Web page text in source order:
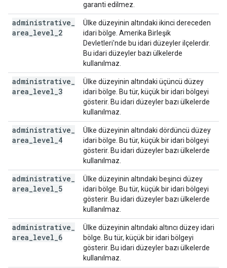
garanti edilmez.
administrative
area level 2
Ülke düzeyinin altındaki ikinci dereceden
idari bölge. Amerika Birleşik
Devletleri'nde bu idari düzeyler ilçelerdir.
Bu idari düzeyler bazı ülkelerde
kullanılmaz.
administrative
area level 3
Ülke düzeyinin altındaki üçüncü düzey
idari bölge. Bu tür, küçük bir idari bölgeyi
gösterir. Bu idari düzeyler bazı ülkelerde
kullanılmaz.
administrative
area level 4
Ülke düzeyinin altındaki dördüncü düzey
idari bölge. Bu tür, küçük bir idari bölgeyi
gösterir. Bu idari düzeyler bazı ülkelerde
kullanılmaz.
administrative
area level 5
Ülke düzeyinin altındaki beşinci düzey
idari bölge. Bu tür, küçük bir idari bölgeyi
gösterir. Bu idari düzeyler bazı ülkelerde
kullanılmaz.
administrative
area level 6
Ülke düzeyinin altındaki altıncı düzey idari
bölge. Bu tür, küçük bir idari bölgeyi
gösterir. Bu idari düzeyler bazı ülkelerde
kullanılmaz.